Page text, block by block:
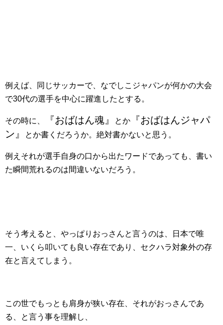
例えば、同じサッカーで、なでしこジャパンが何かの大会
で30代の選手を中心に躍進したとする。
その時に、 『おばはん魂』 とか
『おばはんジャパ
ン』
とか書くだろうか。絶対書かないと思う。
例えそれが選手自身の口から出たワードであっても、書い
た瞬間荒れるのは間違いないだろう。
そう考えると、やっぱりおっさんと言うのは、日本で唯
一、いくら叩いても良い存在であり、セクハラ対象外の存
在と言えてしまう。
この世でもっとも肩身が狭い存在、それがおっさんであ
る、と言う事を理解し、